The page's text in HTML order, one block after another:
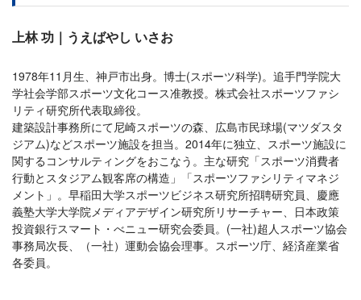
上林 功｜うえばやし いさお
1978年11月生、神戸市出身。博士(スポーツ科学)。追手門学院大
学社会学部スポーツ文化コース准教授。株式会社スポーツファシ
リティ研究所代表取締役。
建築設計事務所にて尼崎スポーツの森、広島市民球場(マツダスタ
ジアム)などスポーツ施設を担当。2014年に独立、スポーツ施設に
関するコンサルティングをおこなう。主な研究「スポーツ消費者
行動とスタジアム観客席の構造」「スポーツファシリティマネジ
メント」。早稲田大学スポーツビジネス研究所招聘研究員、慶應
義塾大学大学院メディアデザイン研究所リサーチャー、日本政策
投資銀行スマート・べニュー研究会委員。(一社)超人スポーツ協会
事務局次長、（一社）運動会協会理事。スポーツ庁、経済産業省
各委員。